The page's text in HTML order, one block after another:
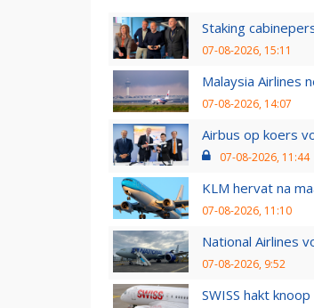
Staking
07-08-2026, 15:11
Malaysia Airlines
07-08-2026, 14:07
Airbus op koers
07-08-2026, 11:44
KLM hervat na
07-08-2026, 11:10
National Airlines
07-08-2026, 9:52
SWISS hakt